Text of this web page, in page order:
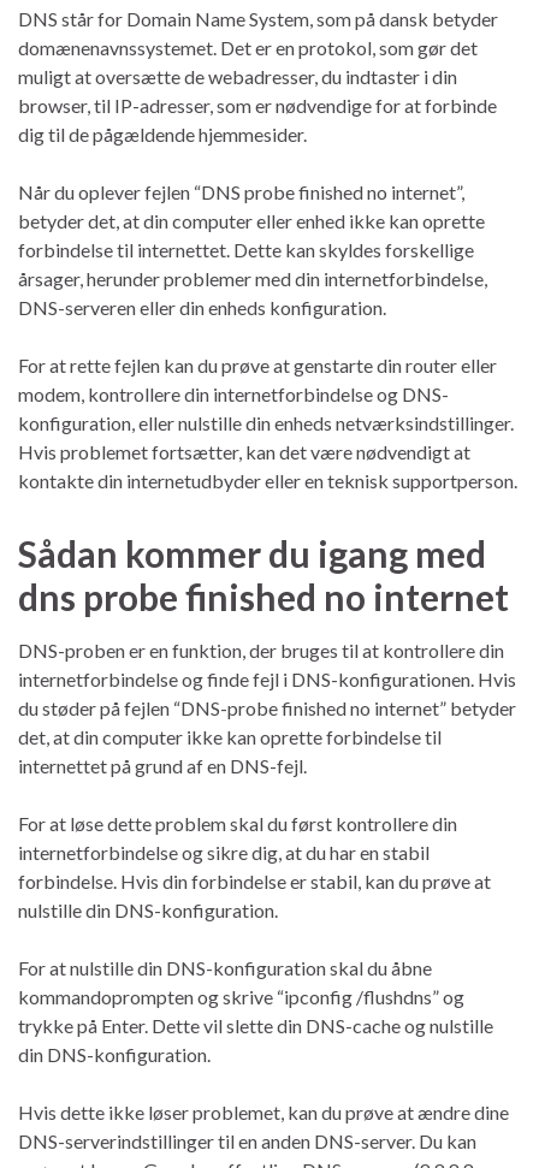
DNS står for Domain Name System, som på dansk betyder
domænenavnssystemet. Det er en protokol, som gør det
muligt at oversætte de webadresser, du indtaster i din
browser, til IP-adresser, som er nødvendige for at forbinde
dig til de pågældende hjemmesider.
Når du oplever fejlen “DNS probe finished no internet”,
betyder det, at din computer eller enhed ikke kan oprette
forbindelse til internettet. Dette kan skyldes forskellige
årsager, herunder problemer med din internetforbindelse,
DNS-serveren eller din enheds konfiguration.
For at rette fejlen kan du prøve at genstarte din router eller
modem, kontrollere din internetforbindelse og DNS-
konfiguration, eller nulstille din enheds netværksindstillinger.
Hvis problemet fortsætter, kan det være nødvendigt at
kontakte din internetudbyder eller en teknisk supportperson.
Sådan kommer du igang med
dns probe finished no internet
DNS-proben er en funktion, der bruges til at kontrollere din
internetforbindelse og finde fejl i DNS-konfigurationen. Hvis
du støder på fejlen “DNS-probe finished no internet” betyder
det, at din computer ikke kan oprette forbindelse til
internettet på grund af en DNS-fejl.
For at løse dette problem skal du først kontrollere din
internetforbindelse og sikre dig, at du har en stabil
forbindelse. Hvis din forbindelse er stabil, kan du prøve at
nulstille din DNS-konfiguration.
For at nulstille din DNS-konfiguration skal du åbne
kommandoprompten og skrive “ipconfig /flushdns” og
trykke på Enter. Dette vil slette din DNS-cache og nulstille
din DNS-konfiguration.
Hvis dette ikke løser problemet, kan du prøve at ændre dine
DNS-serverindstillinger til en anden DNS-server. Du kan